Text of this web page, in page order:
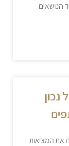
הנושאים
נכון
את המציאות